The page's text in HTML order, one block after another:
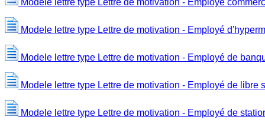
Modele lettre type Lettre de motivation - Employé
Modele lettre type Lettre de motivation - Employé
Modele lettre type Lettre de motivation - Employé de
Modele lettre type Lettre de motivation - Employé de libre
Modele lettre type Lettre de motivation - Employé de